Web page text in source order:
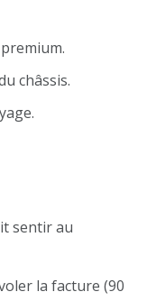
châssis.
sentir au
la facture (90